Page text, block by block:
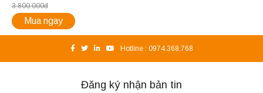
3.800.000đ
Mua ngay
Hotline : 0974.368.768
Đăng ký nhận bản tin